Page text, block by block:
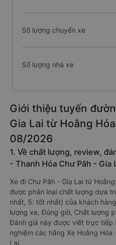
Số lượng chuyến xe
Số lượng nhà xe
Giới thiệu tuyến
Gia Lai từ Hoằng
08/2026
1. Về chất lượng, review,
- Thanh Hóa Chư Păh - Gia
Xe đi Chư Păh - Gia Lai từ
được phân loại chất lượng dựa
nhất, 5: tốt nhất) của khách
lượng xe, Đúng giờ, Chất lượng
Đánh giá này được viết trực tiếp
nghiệm các hãng Xe Hoằng Hóa
Lai.